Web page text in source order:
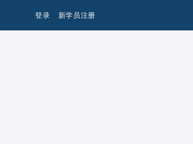
登录 新学员注册